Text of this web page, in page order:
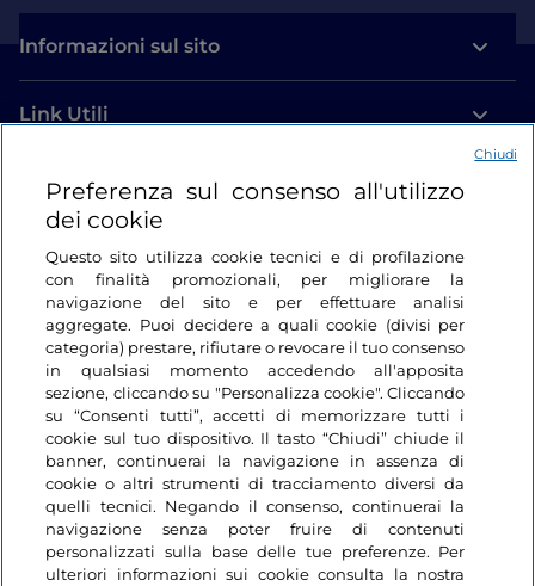
Informazioni sul sito
Link Utili
Login
Restiamo in contatto
Preferenza sul consenso all'utilizzo
dei cookie
Questo sito utilizza cookie tecnici e di profilazione
con finalità promozionali, per migliorare la
navigazione del sito e per effettuare analisi
aggregate. Puoi decidere a quali cookie (divisi per
categoria) prestare, rifiutare o revocare il tuo consenso
in qualsiasi momento accedendo all'apposita
sezione, cliccando su "Personalizza cookie". Cliccando
su “Consenti tutti”, accetti di memorizzare tutti i
cookie sul tuo dispositivo. Il tasto “Chiudi” chiude il
banner, continuerai la navigazione in assenza di
cookie o altri strumenti di tracciamento diversi da
quelli tecnici. Negando il consenso, continuerai la
navigazione senza poter fruire di contenuti
personalizzati sulla base delle tue preferenze. Per
ulteriori informazioni sui cookie consulta la nostra
Chiudi